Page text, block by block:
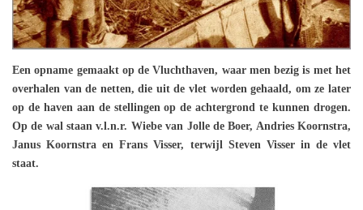
Een opname gemaakt op de Vluchthaven, waar men bezig is met het
overhalen van de netten, die uit de vlet worden gehaald, om ze later
op de haven aan de stellingen op de achtergrond te kunnen drogen.
Op de wal staan v.l.n.r. Wiebe van Jolle de Boer, Andries Koornstra,
Janus Koornstra en Frans Visser, terwijl Steven Visser in de vlet
staat.